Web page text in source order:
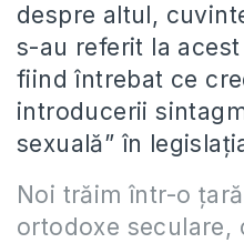
despre altul,
s-au referit la
fiind întrebat ce
introducerii
sexuală” în
Noi trăim într-o
ortodoxe seculare,